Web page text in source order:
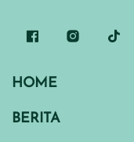
HOME
BERITA